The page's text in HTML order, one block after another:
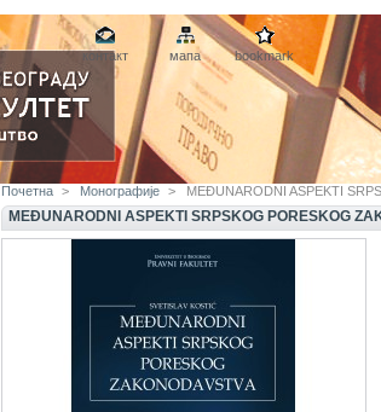
контакт мапа
bookmark
Почетна > Монографије > MEĐUNARODNI ASPEKTI
MEĐUNARODNI ASPEKTI SRPSKOG PORESKOG